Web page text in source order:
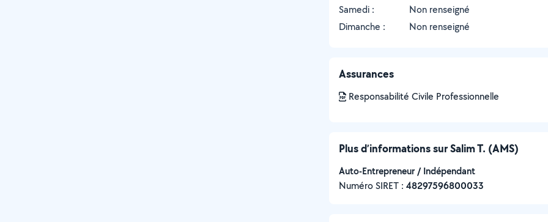
Samedi :
Non renseigné
Dimanche :
Non renseigné
Assurances
Responsabilité Civile Professionnelle
Plus d’informations sur Salim T. (AMS)
Auto-Entrepreneur / Indépendant
Numéro SIRET : ‍48297596800033